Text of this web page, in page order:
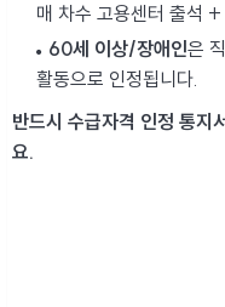
매 차수 고용센터 출석
60세 이상/장애인은
활동으로 인정됩니다.
반드시 수급자격 인정 통지
요.